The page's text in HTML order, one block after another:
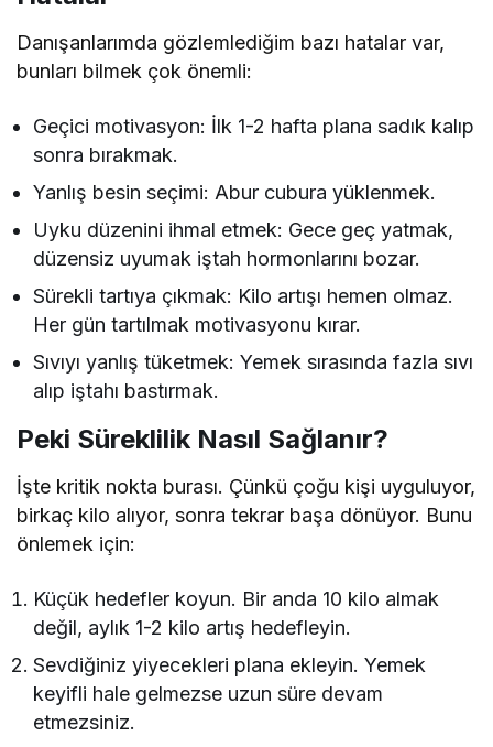
Danışanlarımda gözlemlediğim bazı hatalar var,
bunları bilmek çok önemli:
Geçici motivasyon: İlk 1-2 hafta plana sadık kalıp
sonra bırakmak.
Yanlış besin seçimi: Abur cubura yüklenmek.
Uyku düzenini ihmal etmek: Gece geç yatmak,
düzensiz uyumak iştah hormonlarını bozar.
Sürekli tartıya çıkmak: Kilo artışı hemen olmaz.
Her gün tartılmak motivasyonu kırar.
Sıvıyı yanlış tüketmek: Yemek sırasında fazla sıvı
alıp iştahı bastırmak.
Peki Süreklilik Nasıl Sağlanır?
İşte kritik nokta burası. Çünkü çoğu kişi uyguluyor,
birkaç kilo alıyor, sonra tekrar başa dönüyor. Bunu
önlemek için:
Küçük hedefler koyun. Bir anda 10 kilo almak
değil, aylık 1-2 kilo artış hedefleyin.
Sevdiğiniz yiyecekleri plana ekleyin. Yemek
keyifli hale gelmezse uzun süre devam
etmezsiniz.